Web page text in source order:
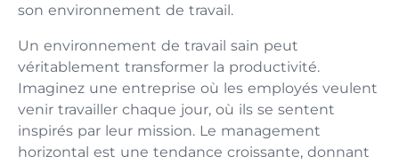
son environnement de travail.
Un environnement de travail sain peut
véritablement transformer la productivité.
Imaginez une entreprise où les employés veulent
venir travailler chaque jour, où ils se sentent
inspirés par leur mission. Le management
horizontal est une tendance croissante, donnant